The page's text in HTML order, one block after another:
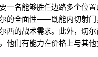
一名能够胜任边路多个位置
的全面性——既能内切射门
的战术需求。此外，切尔
他们有能力在价格上与其他